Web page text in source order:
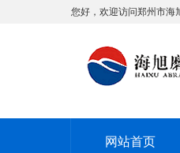
您好，欢迎访问郑州市海
网站首页